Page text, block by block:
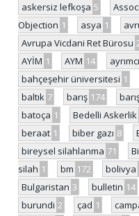
askersiz lefkoşa 5
Objection 1 asya 1
Avrupa Vicdani Ret Bürosu
AYİM 1 AYM 14
bahçeşehir üniversitesi 1
baltık 7 barış 174
batoça 1 Bedelli Askerlik
beraat 1 biber gazı 8
bireysel silahlanma 71
silah 1 bm 172 bolivya
Bulgaristan 3 bulletin 14
burundi 2 çad 1